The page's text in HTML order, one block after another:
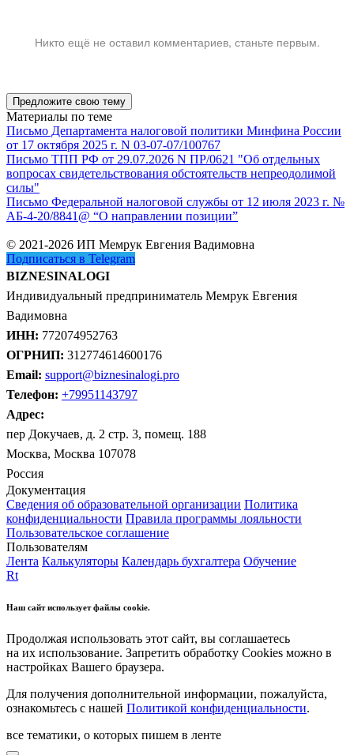
Никто ещё не оставил комментариев, станьте первым.
Предложите свою тему
Материалы по теме
Письмо Департамента налоговой политики Минфина России
от 17 октября 2025 г. N 03-07-07/100767
Письмо ТПП РФ от 29.07.2026 N ПР/0621 "Об отдельных
вопросах свидетельствования обстоятельств непреодолимой
силы"
Письмо Федеральной налоговой службы от 12 июля 2023 г. №
АБ-4-20/8841@ “О направлении позиции”
© 2021-2026 ИП Мемрук Евгения Вадимовна
Подписаться в Telegram
BIZNESINALOGI
Индивидуальный предприниматель Мемрук Евгения
Вадимовна
ИНН: 772074952763
ОГРНИП: 312774614600176
Email: support@biznesinalogi.pro
Телефон: +79951143797
Адрес:
пер Докучаев, д. 2 стр. 3, помещ. 188
Москва, Москва 107078
Россия
Документация
Сведения об образовательной организации Политика
конфиденциальности Правила программы лояльности
Пользовательское соглашение
Пользователям
Лента Калькуляторы Календарь бухгалтера Обучение
Rt
Наш сайт использует файлы cookie.
Продолжая использовать этот сайт, вы соглашаетесь
на их использование. Запретить обработку Cookies можно в
настройках Вашего браузера.
Для получения дополнительной информации, пожалуйста,
ознакомьтесь с нашей Политикой конфиденциальности.
все тематики, о которых пишем в ленте